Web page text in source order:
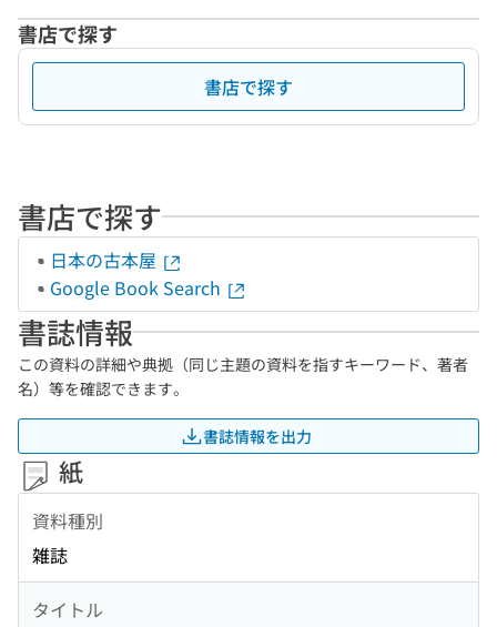
書店で探す
書店で探す
書店で探す
日本の古本屋
Google Book Search
書誌情報
この資料の詳細や典拠（同じ主題の資料を指すキーワード、著者
名）等を確認できます。
書誌情報を出力
紙
資料種別
雑誌
タイトル